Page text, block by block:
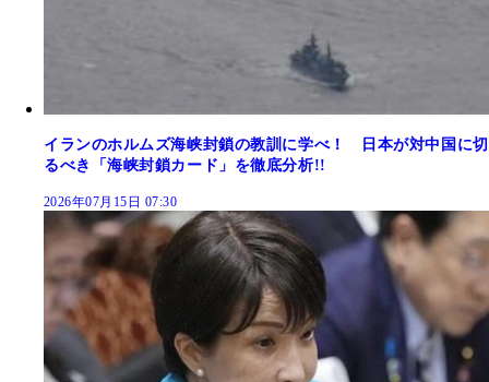
イランのホルムズ海峡封鎖の教訓に学べ！ 日本が対中国に切
るべき「海峡封鎖カード」を徹底分析!!
2026年07月15日 07:30